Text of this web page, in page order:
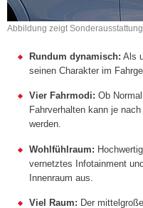
Abbildung zeigt Sonderausstattung.
Rundum dynamisch: Als
seinen Charakter im
Vier Fahrmodi: Ob
Fahrverhalten kann je
werden.
Wohlfühlraum:
vernetztes Infotainment
Innenraum aus.
Viel Raum: Der